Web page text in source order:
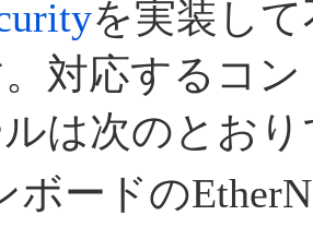
を実装し
。対応するコ
は次のとお
ボードの